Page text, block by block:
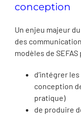
conception
Un enjeu majeur
des
modèles de
d’intégrer
conception
pratique)
de produire